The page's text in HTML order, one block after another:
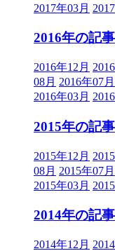
2017年03月
2016年の記事
2016年12月
08月 2016年07月
2016年03月
2015年の記事
2015年12月
08月 2015年07月
2015年03月
2014年の記事
2014年12月